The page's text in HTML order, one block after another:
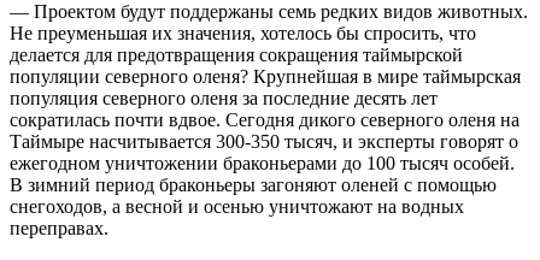
— Проектом будут поддержаны семь редких видов животных.
Не преуменьшая их значения, хотелось бы спросить, что
делается для предотвращения сокращения таймырской
популяции северного оленя? Крупнейшая в мире таймырская
популяция северного оленя за последние десять лет
сократилась почти вдвое. Сегодня дикого северного оленя на
Таймыре насчитывается 300-350 тысяч, и эксперты говорят о
ежегодном уничтожении браконьерами до 100 тысяч особей.
В зимний период браконьеры загоняют оленей с помощью
снегоходов, а весной и осенью уничтожают на водных
переправах.